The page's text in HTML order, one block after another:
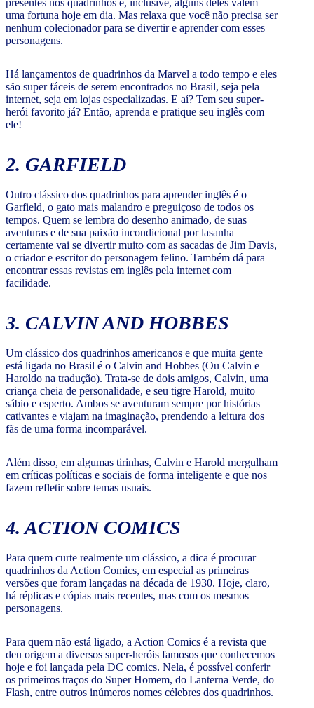
presentes nos quadrinhos e, inclusive, alguns deles valem
uma fortuna hoje em dia. Mas relaxa que você não precisa ser
nenhum colecionador para se divertir e aprender com esses
personagens.
Há lançamentos de quadrinhos da Marvel a todo tempo e eles
são super fáceis de serem encontrados no Brasil, seja pela
internet, seja em lojas especializadas. E aí? Tem seu super-
herói favorito já? Então, aprenda e pratique seu inglês com
ele!
2. GARFIELD
Outro clássico dos quadrinhos para aprender inglês é o
Garfield, o gato mais malandro e preguiçoso de todos os
tempos. Quem se lembra do desenho animado, de suas
aventuras e de sua paixão incondicional por lasanha
certamente vai se divertir muito com as sacadas de Jim Davis,
o criador e escritor do personagem felino. Também dá para
encontrar essas revistas em inglês pela internet com
facilidade.
3. CALVIN AND HOBBES
Um clássico dos quadrinhos americanos e que muita gente
está ligada no Brasil é o Calvin and Hobbes (Ou Calvin e
Haroldo na tradução). Trata-se de dois amigos, Calvin, uma
criança cheia de personalidade, e seu tigre Harold, muito
sábio e esperto. Ambos se aventuram sempre por histórias
cativantes e viajam na imaginação, prendendo a leitura dos
fãs de uma forma incomparável.
Além disso, em algumas tirinhas, Calvin e Harold mergulham
em críticas políticas e sociais de forma inteligente e que nos
fazem refletir sobre temas usuais.
4. ACTION COMICS
Para quem curte realmente um clássico, a dica é procurar
quadrinhos da Action Comics, em especial as primeiras
versões que foram lançadas na década de 1930. Hoje, claro,
há réplicas e cópias mais recentes, mas com os mesmos
personagens.
Para quem não está ligado, a Action Comics é a revista que
deu origem a diversos super-heróis famosos que conhecemos
hoje e foi lançada pela DC comics. Nela, é possível conferir
os primeiros traços do Super Homem, do Lanterna Verde, do
Flash, entre outros inúmeros nomes célebres dos quadrinhos.